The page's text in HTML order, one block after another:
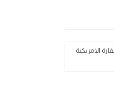
الامريكية